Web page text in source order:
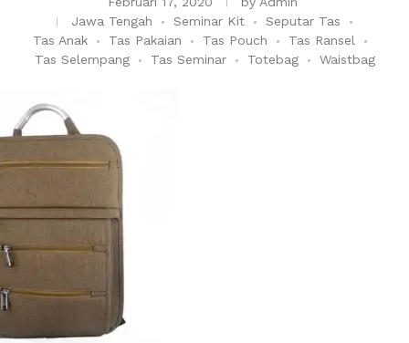
Jawa Tengah
Seminar Kit
Seputar Tas
Tas Anak
Tas Pakaian Tas Pouch
Tas Ransel
Tas Selempang
Tas Seminar Totebag Waistbag